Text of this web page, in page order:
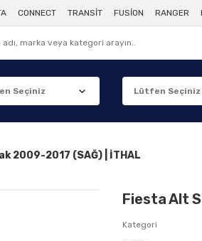
CONNECT TRANSİT FUSİON RANGER
2009-2017 (SAĞ) | İTHAL
Fiesta Alt
Kategori